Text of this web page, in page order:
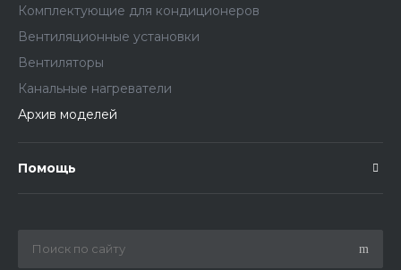
Комплектующие для кондиционеров
Вентиляционные установки
Вентиляторы
Канальные нагреватели
Архив моделей
Помощь